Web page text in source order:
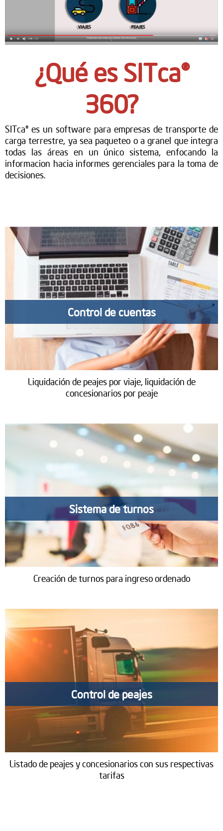
¿Qué es SITca®
360?
SITca® es un software para empresas de transporte de
carga terrestre, ya sea paqueteo o a granel que integra
todas las áreas en un único sistema, enfocando la
informacion hacia informes gerenciales para la toma de
decisiones.
Control de cuentas
Liquidación de peajes por viaje, liquidación de
concesionarios por peaje
Sistema de turnos
Creación de turnos para ingreso ordenado
Control de peajes
Listado de peajes y concesionarios con sus respectivas
tarifas